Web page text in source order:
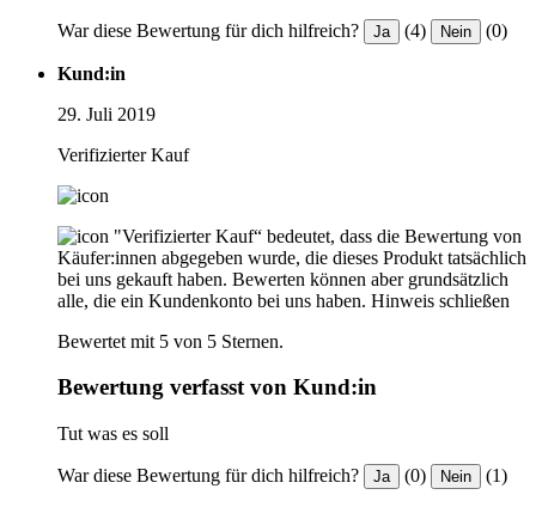
War diese Bewertung für dich hilfreich? Ja (4) Nein (0)
Kund:in
29. Juli 2019
Verifizierter Kauf
"Verifizierter Kauf“ bedeutet, dass die Bewertung von
Käufer:innen abgegeben wurde, die dieses Produkt tatsächlich
bei uns gekauft haben. Bewerten können aber grundsätzlich
alle, die ein Kundenkonto bei uns haben. Hinweis schließen
Bewertet mit 5 von 5 Sternen.
Bewertung verfasst von Kund:in
Tut was es soll
War diese Bewertung für dich hilfreich? Ja (0) Nein (1)